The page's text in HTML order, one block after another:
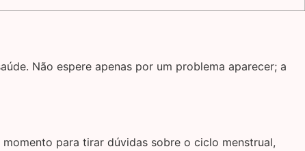
Não espere apenas por um problema aparecer; a
para tirar dúvidas sobre o ciclo menstrual,